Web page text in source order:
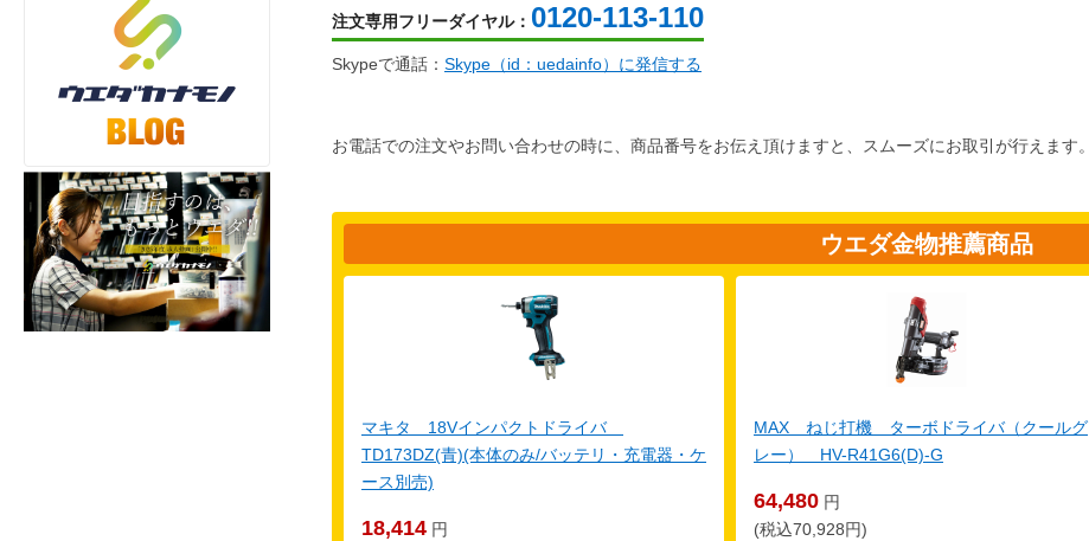
注文専用フリーダイヤル： 0120-113-110
Skypeで通話： Skype（id：uedainfo）に発信する
お電話での注文やお問い合わせの時に、商品番号をお伝え頂けますと、スムーズにお取引が行えます。
ウエダ金物推薦商品
マキタ 18Vインパクトドライバ
TD173DZ(青)(本体のみ/バッテリ・充電器・ケ
ース別売)
18,414 円
MAX ねじ打機 ターボドライバ（クールグ
レー） HV-R41G6(D)-G
64,480 円
(税込70,928円)